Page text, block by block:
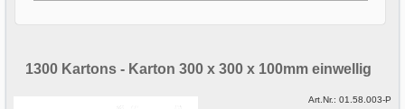
1300 Kartons - Karton 300 x 300 x 100mm einwellig
Art.Nr.: 01.58.003-P